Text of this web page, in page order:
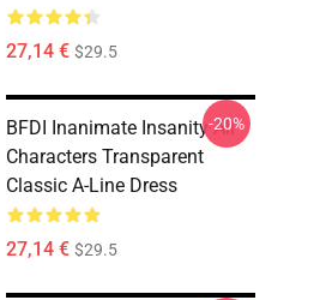
27,14 € $29.5
BFDI Inanimate Insanity All
Characters Transparent
Classic A-Line Dress
27,14 € $29.5
-20%